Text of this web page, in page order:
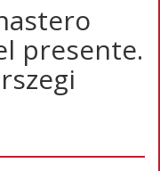
presente.